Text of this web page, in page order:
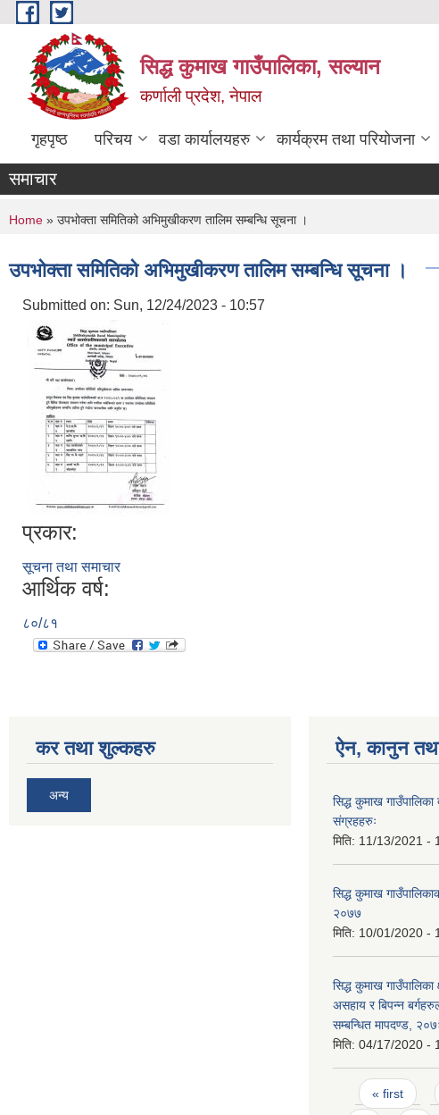
Skip to main content
सिद्ध कुमाख गाउँपालिका, सल्यान
कर्णाली प्रदेश, नेपाल
गृहपृष्ठ परिचय वडा कार्यालयहरु कार्यक्रम तथा परियोजना
समाचार
You are here
Home » उपभोक्ता समितिको अभिमुखीकरण तालिम सम्बन्धि सूचना ।
उपभोक्ता समितिको अभिमुखीकरण तालिम सम्बन्धि सूचना ।
Submitted on: Sun, 12/24/2023 - 10:57
प्रकार:
सूचना तथा समाचार
आर्थिक वर्ष:
८०/८१
कर तथा शुल्कहरु
अन्य
ऐन, कानुन तथा
सिद्ध कुमाख गाउँपालिका
संग्रहहरुः
मिति: 11/13/2021 -
सिद्ध कुमाख
२०७७
मिति: 10/01/2020 -
सिद्ध कुमाख गाउँपालिका
असहाय र बिपन्न
सम्बन्धित मापदण्ड,
मिति: 04/17/2020 -
Pages
« first